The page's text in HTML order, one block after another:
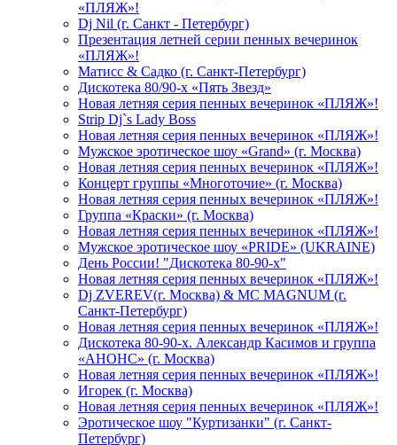
«ПЛЯЖ»!
Dj Nil (г. Санкт - Петербург)
Презентация летней серии пенных вечеринок
«ПЛЯЖ»!
Матисс & Садко (г. Санкт-Петербург)
Дискотека 80/90-х «Пять Звезд»
Новая летняя серия пенных вечеринок «ПЛЯЖ»!
Strip Dj`s Lady Boss
Новая летняя серия пенных вечеринок «ПЛЯЖ»!
Мужское эротическое шоу «Grand» (г. Москва)
Новая летняя серия пенных вечеринок «ПЛЯЖ»!
Концерт группы «Многоточие» (г. Москва)
Новая летняя серия пенных вечеринок «ПЛЯЖ»!
Группа «Краски» (г. Москва)
Новая летняя серия пенных вечеринок «ПЛЯЖ»!
Мужское эротическое шоу «PRIDE» (UKRAINE)
День России! "Дискотека 80-90-х"
Новая летняя серия пенных вечеринок «ПЛЯЖ»!
Dj ZVEREV(г. Москва) & MC MAGNUM (г.
Санкт-Петербург)
Новая летняя серия пенных вечеринок «ПЛЯЖ»!
Дискотека 80-90-х. Александр Касимов и группа
«АНОНС» (г. Москва)
Новая летняя серия пенных вечеринок «ПЛЯЖ»!
Игорек (г. Москва)
Новая летняя серия пенных вечеринок «ПЛЯЖ»!
Эротическое шоу "Куртизанки" (г. Санкт-
Петербург)